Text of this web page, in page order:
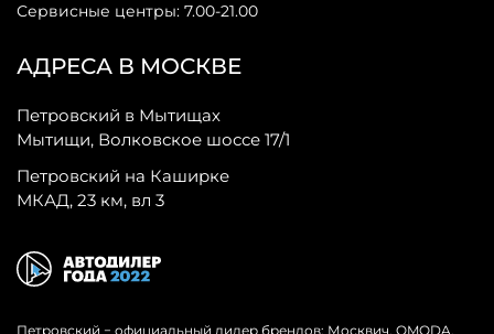
АДРЕСА В МОСКВЕ
Петровский в Мытищах
Мытищи, Волковское шоссе 17/1
Петровский на Каширке
МКАД, 23 км, вл 3
Сервисные центры: 7.00-21.00
Петровский − официальный дилер брендов: Москвич, OMODA,